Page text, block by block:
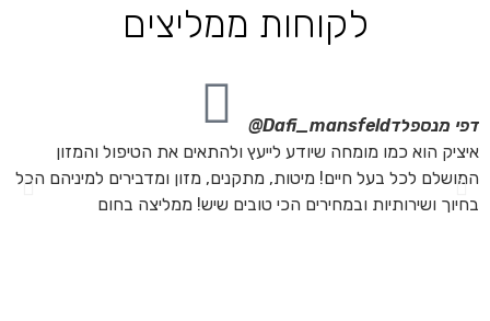
לקוחות ממליצים
דפי מנספלדDafi_mansfeld@
איציק הוא כמו מומחה שיודע לייעץ ולהתאים את הטיפול והמזון
המושלם לכל בעל חיים! מיטות, מתקנים, מזון ומדבירים למיניהם הכל
בחיוך ושירותיות ובמחירים הכי טובים שיש! ממליצה בחום